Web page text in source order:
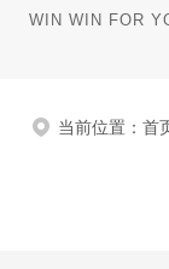
WIN WIN FOR
当前位置： 首